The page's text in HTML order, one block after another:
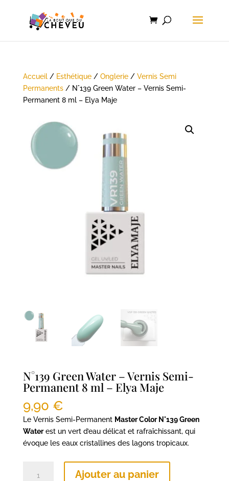
Accueil/ Esthétique/ Onglerie/ Vernis Semi
Permanents/ N°139 Green Water – Vernis Semi-
Permanent 8 ml – Elya Maje
N°139 Green Water – Vernis Semi-
Permanent 8 ml – Elya Maje
9,90 €
Le Vernis Semi-Permanent Master Color N°139 Green
Waterest un vert d’eau délicat et rafraîchissant, qui
évoque les eaux cristallines des lagons tropicaux.
Ajouter au panier